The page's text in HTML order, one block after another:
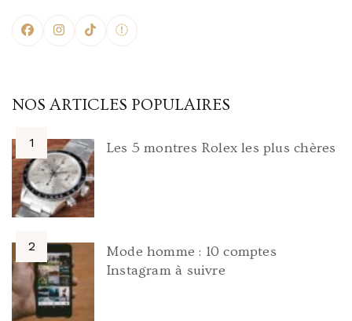
NOS ARTICLES POPULAIRES
Les 5 montres Rolex les plus chères
Mode homme : 10 comptes
Instagram à suivre